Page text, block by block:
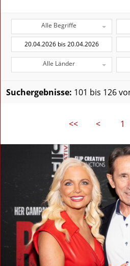
Alle Begriffe
Alle Länder
Suchergebnisse: 101 bis 126
<< < 1